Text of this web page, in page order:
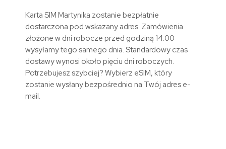
Karta SIM Martynika zostanie bezpłatnie
dostarczona pod wskazany adres. Zamówienia
złożone w dni robocze przed godziną 14:00
wysyłamy tego samego dnia. Standardowy czas
dostawy wynosi około pięciu dni roboczych.
Potrzebujesz szybciej? Wybierz eSIM, który
zostanie wysłany bezpośrednio na Twój adres e-
mail.